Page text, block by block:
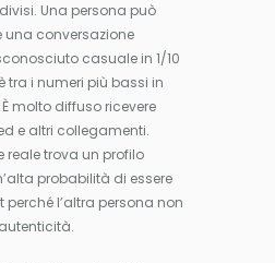
Una persona può
una conversazione
casuale in 1/10
tra i numeri più bassi in
molto diffuso ricevere
e altri collegamenti.
reale trova un profilo
probabilità di essere
l’altra persona non